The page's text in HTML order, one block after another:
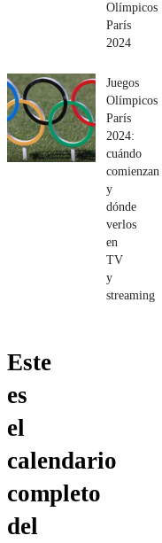
Olímpicos
París
2024
Juegos
Olímpicos
París
2024:
cuándo
comienzan
y
dónde
verlos
en
TV
y
streaming
Este
es
el
calendario
completo
del